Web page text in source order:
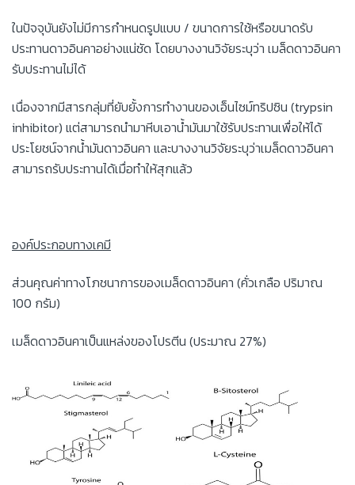
ในปัจจุบันยังไม่มีการกำหนดรูปแบบ / ขนาดการใช้หรือขนาดรับ
ประทานดาวอินคาอย่างแน่ชัด โดยบางงานวิจัยระบุว่า เมล็ดดาวอินคา
รับประทานไม่ได้
เนื่องจากมีสารกลุ่มที่ยับยั้งการทำงานของเอ็นไซม์ทริปซิน (trypsin
inhibitor) แต่สามารถนำมาหีบเอาน้ำมันมาใช้รับประทานเพื่อให้ได้
ประโยชน์จากน้ำมันดาวอินคา และบางงานวิจัยระบุว่าเมล็ดดาวอินคา
สามารถรับประทานได้เมื่อทำให้สุกแล้ว
องค์ประกอบทางเคมี
ส่วนคุณค่าทางโภชนาการของเมล็ดดาวอินคา (คั่วเกลือ ปริมาณ
100 กรัม)
เมล็ดดาวอินคาเป็นแหล่งของโปรตีน (ประมาณ 27%)